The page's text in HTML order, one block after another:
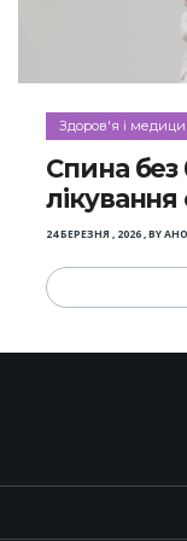
Здоров'я і
Спина без
24 БЕРЕЗНЯ , 2026,BY